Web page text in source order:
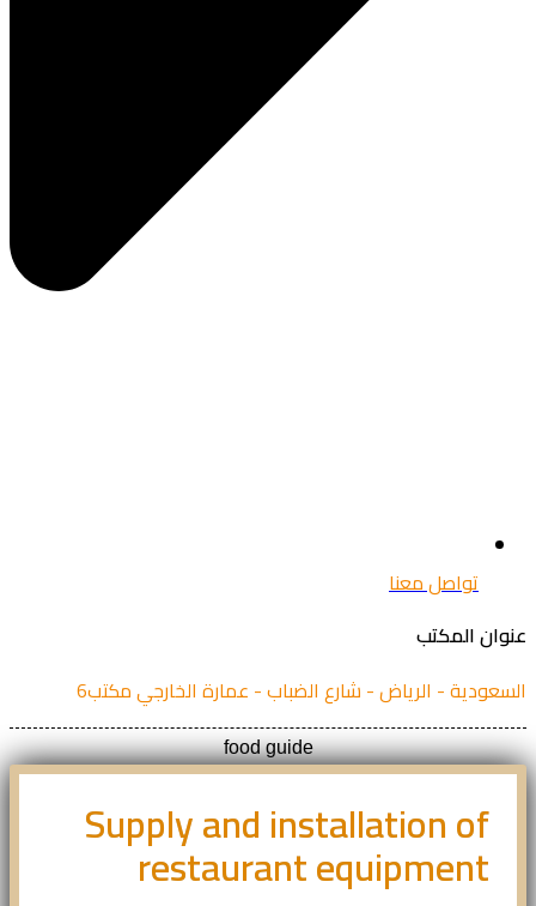
تواصل معنا
المكتب
- الرياض - شارع الضباب - عمارة الخارجي مكتب6
food guide
Supply and installation of
restaurant equipment